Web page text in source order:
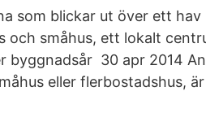
som blickar ut över ett
och småhus, ett lokalt
byggnadsår 30 apr 2014
eller flerbostadshus,